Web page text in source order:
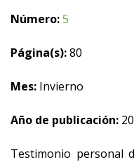
Número:5
Página(s):80
Mes: Invierno
Año de publicación:
Testimonio personal